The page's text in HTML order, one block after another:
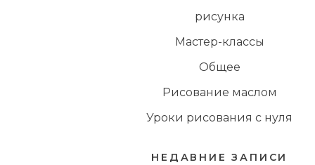
рисунка
Мастер-классы
Общее
Рисование маслом
Уроки рисования с нуля
НЕДАВНИЕ ЗАПИСИ